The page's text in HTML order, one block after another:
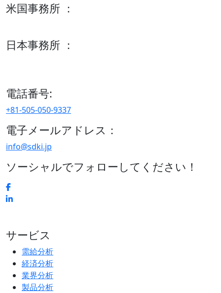
米国事務所 ：
日本事務所 ：
電話番号:
+81-505-050-9337
電子メールアドレス：
info@sdki.jp
ソーシャルでフォローしてください！
サービス
需給分析
経済分析
業界分析
製品分析